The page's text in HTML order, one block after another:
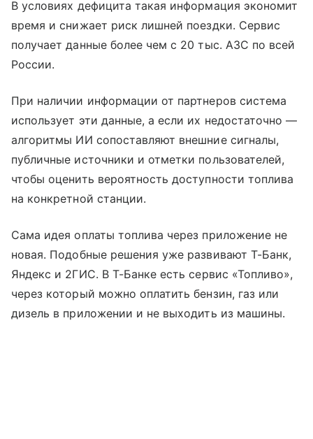
В условиях дефицита такая информация экономит
время и снижает риск лишней поездки. Сервис
получает данные более чем с 20 тыс. АЗС по всей
России.
При наличии информации от партнеров система
использует эти данные, а если их недостаточно —
алгоритмы ИИ сопоставляют внешние сигналы,
публичные источники и отметки пользователей,
чтобы оценить вероятность доступности топлива
на конкретной станции.
Сама идея оплаты топлива через приложение не
новая. Подобные решения уже развивают Т-Банк,
Яндекс и 2ГИС. В Т-Банке есть сервис «Топливо»,
через который можно оплатить бензин, газ или
дизель в приложении и не выходить из машины.